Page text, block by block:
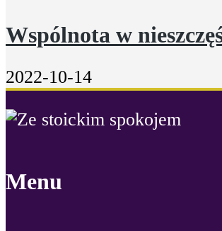
Wspólnota w
2022-10-14
Menu